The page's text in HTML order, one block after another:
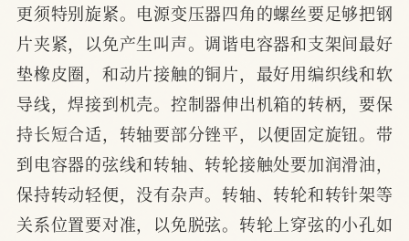
更须特别旋紧。电源变压器四角的螺丝要足够把钢
片夹紧，以免产生叫声。调谐电容器和支架间最好
垫橡皮圈，和动片接触的铜片，最好用编织线和软
导线，焊接到机壳。控制器伸出机箱的转柄，要保
持长短合适，转轴要部分锉平，以便固定旋钮。带
到电容器的弦线和转轴、转轮接触处要加润滑油，
保持转动轻便，没有杂声。转轴、转轮和转针架等
关系位置要对准，以免脱弦。转轮上穿弦的小孔如